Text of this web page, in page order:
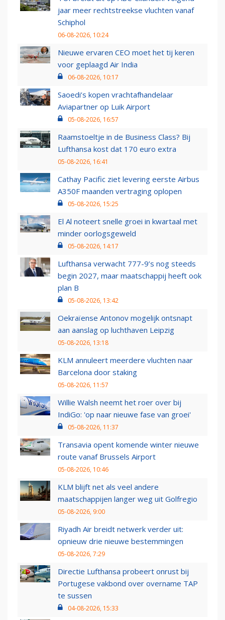
jaar meer rechtstreekse vluchten vanaf
Schiphol
06-08-2026, 10:24
Nieuwe ervaren CEO moet het tij keren
voor geplaagd Air India
06-08-2026, 10:17
Saoedi’s kopen vrachtafhandelaar
Aviapartner op Luik Airport
05-08-2026, 16:57
Raamstoeltje in de Business Class? Bij
Lufthansa kost dat 170 euro extra
05-08-2026, 16:41
Cathay Pacific ziet levering eerste Airbus
A350F maanden vertraging oplopen
05-08-2026, 15:25
El Al noteert snelle groei in kwartaal met
minder oorlogsgeweld
05-08-2026, 14:17
Lufthansa verwacht 777-9’s nog steeds
begin 2027, maar maatschappij heeft ook
plan B
05-08-2026, 13:42
Oekraïense Antonov mogelijk ontsnapt
aan aanslag op luchthaven Leipzig
05-08-2026, 13:18
KLM annuleert meerdere vluchten naar
Barcelona door staking
05-08-2026, 11:57
Willie Walsh neemt het roer over bij
IndiGo: 'op naar nieuwe fase van groei'
05-08-2026, 11:37
Transavia opent komende winter nieuwe
route vanaf Brussels Airport
05-08-2026, 10:46
KLM blijft net als veel andere
maatschappijen langer weg uit Golfregio
05-08-2026, 9:00
Riyadh Air breidt netwerk verder uit:
opnieuw drie nieuwe bestemmingen
05-08-2026, 7:29
Directie Lufthansa probeert onrust bij
Portugese vakbond over overname TAP
te sussen
04-08-2026, 15:33